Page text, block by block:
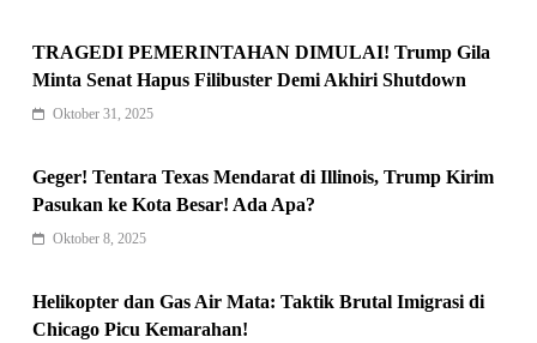
5
Kunci Rantai Pasok AI Global
Hukum & Kriminalitas
6 Editorial
Keren! Baznas Bangun Sekolah Tenda
Xenco Medical Raih Penghargaan
TRAGEDI PEMERINTAHAN DIMULAI! Trump Gila
Minta Senat Hapus Filibuster Demi Akhiri Shutdown
Oktober 31, 2025
Geger! Tentara Texas Mendarat di Illinois, Trump Kirim
Pasukan ke Kota Besar! Ada Apa?
Oktober 8, 2025
Helikopter dan Gas Air Mata: Taktik Brutal Imigrasi di
Chicago Picu Kemarahan!